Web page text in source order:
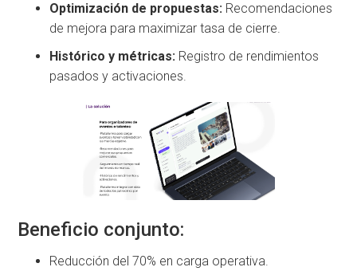
Optimización de propuestas: Recomendaciones
de mejora para maximizar tasa de cierre.
Histórico y métricas: Registro de rendimientos
pasados y activaciones.
Beneficio conjunto:
Reducción del 70% en carga operativa.